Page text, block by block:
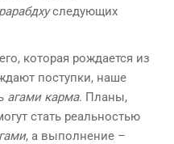
следующих
которая рождается из
поступки, наше
агами карма. Планы,
стать реальностью
, а выполнение –